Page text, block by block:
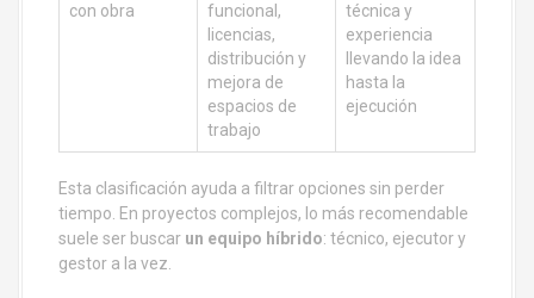
con obra
funcional,
licencias,
distribución y
mejora de
espacios de
trabajo
técnica y
experiencia
llevando la idea
hasta la
ejecución
Esta clasificación ayuda a filtrar opciones sin perder
tiempo. En proyectos complejos, lo más recomendable
suele ser buscar un equipo híbrido: técnico, ejecutor y
gestor a la vez.